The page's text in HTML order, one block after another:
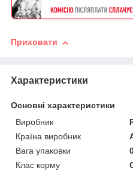
Приховати
Характеристики
Основні характеристики
Виробник
Країна виробник
Вага упаковки
Клас корму